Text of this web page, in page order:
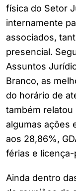
física do Setor
internamente
associados,
presencial.
Assuntos
Branco, as
do horário de
também
algumas ações
aos 28,86%,
férias e licença-
Ainda dentro